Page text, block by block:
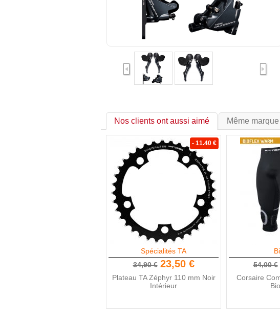
Nos clients ont aussi aimé Même marque
- 11.40 €
Spécialités TA
34,90 € 23,50 €
Plateau TA Zéphyr 110 mm Noir
Intérieur
54,00 €
Corsaire